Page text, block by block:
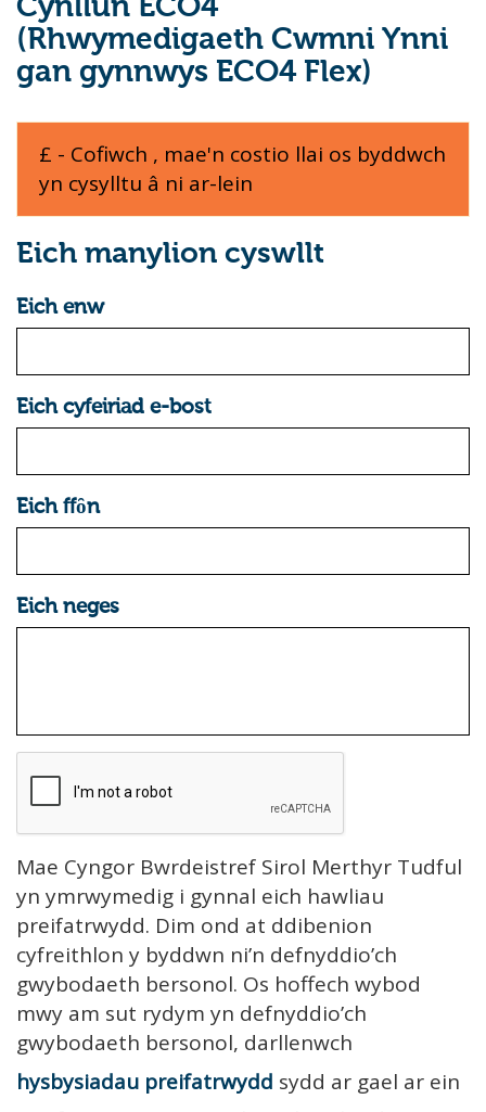
Cynllun ECO4
(Rhwymedigaeth Cwmni Ynni
gan gynnwys ECO4 Flex)
£ - Cofiwch , mae'n costio llai os byddwch
yn cysylltu â ni ar-lein
Eich manylion cyswllt
Eich enw
Eich cyfeiriad e-bost
Eich ffȏn
Eich neges
Mae Cyngor Bwrdeistref Sirol Merthyr Tudful
yn ymrwymedig i gynnal eich hawliau
preifatrwydd. Dim ond at ddibenion
cyfreithlon y byddwn ni’n defnyddio’ch
gwybodaeth bersonol. Os hoffech wybod
mwy am sut rydym yn defnyddio’ch
gwybodaeth bersonol, darllenwch
hysbysiadau preifatrwydd sydd ar gael ar ein